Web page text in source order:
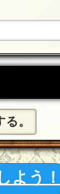
。
よう！